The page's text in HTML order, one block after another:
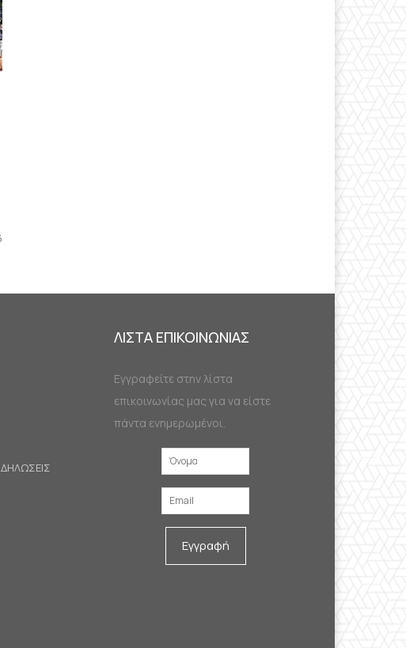
ΛΙΣΤΑ ΕΠΙΚΟΙΝΩΝΙΑΣ
Εγγραφείτε στην λίστα
επικοινωνίας μας για να είστε
πάντα ενημερωμένοι.
Εγγραφή